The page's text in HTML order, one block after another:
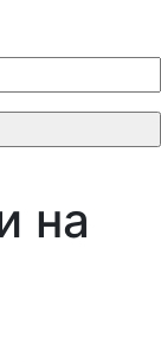
на